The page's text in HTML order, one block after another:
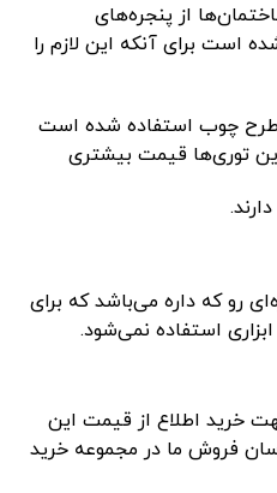
از پنجره‌های
است برای آنکه این لازم را
طرح چوب استفاده شده است
توری‌ها قیمت بیشتری
رو که داره می‌باشد که برای
استفاده نمی‌شود.
خرید اطلاع از قیمت این
فروش ما در مجموعه خرید